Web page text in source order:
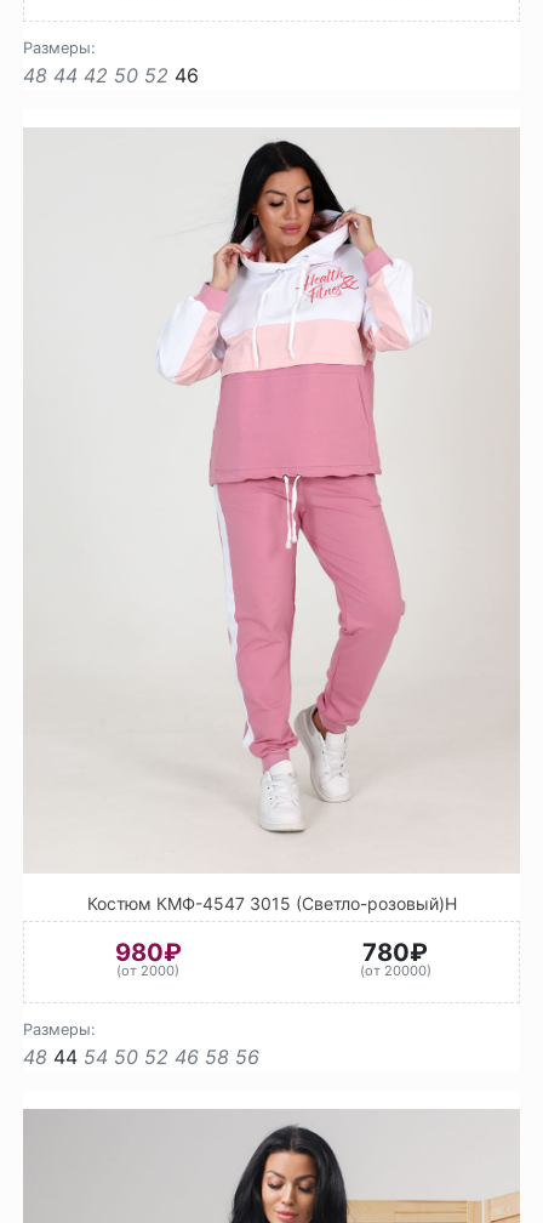
Размеры:
48 44 42 50 52 46
Костюм КМФ-4547 3015 (Светло-розовый)Н
980₽
(от 2000)
780₽
(от 20000)
Размеры:
48 44 54 50 52 46 58 56